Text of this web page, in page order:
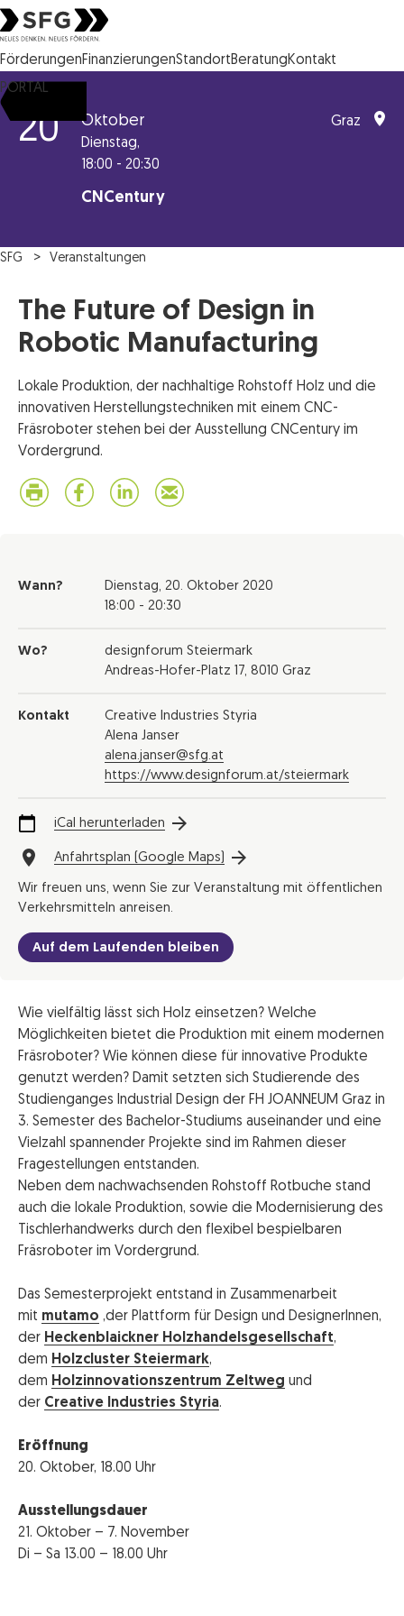
Steirische Wirtschaftsförderungsgesellschaft mbH SFG Logo
FörderungenFinanzierungenStandortBeratungKontakt
PORTAL
20 Oktober
Dienstag,
18:00 - 20:30
CNCentury
Graz
SFG Veranstaltungen
The Future of Design in
Robotic Manufacturing
Lokale Produktion, der nachhaltige Rohstoff Holz und die
innovativen Herstellungstechniken mit einem CNC-
Fräsroboter stehen bei der Ausstellung CNCentury im
Vordergrund.
Wann? Dienstag, 20. Oktober 2020
18:00 - 20:30
Wo?
designforum Steiermark
Andreas-Hofer-Platz 17, 8010 Graz
Kontakt
Creative Industries Styria
Alena Janser
alena.janser@sfg.at
https://www.designforum.at/steiermark
iCal herunterladen
Anfahrtsplan (Google Maps)
Wir freuen uns, wenn Sie zur Veranstaltung mit öffentlichen
Verkehrsmitteln anreisen.
Auf dem Laufenden bleiben
Wie vielfältig lässt sich Holz einsetzen? Welche
Möglichkeiten bietet die Produktion mit einem modernen
Fräsroboter? Wie können diese für innovative Produkte
genutzt werden? Damit setzten sich Studierende des
Studienganges Industrial Design der FH JOANNEUM Graz in
3. Semester des Bachelor-Studiums auseinander und eine
Vielzahl spannender Projekte sind im Rahmen dieser
Fragestellungen entstanden.
Neben dem nachwachsenden Rohstoff Rotbuche stand
auch die lokale Produktion, sowie die Modernisierung des
Tischlerhandwerks durch den flexibel bespielbaren
Fräsroboter im Vordergrund.
Das Semesterprojekt entstand in Zusammenarbeit
mit mutamo ,der Plattform für Design und DesignerInnen,
der Heckenblaickner Holzhandelsgesellschaft,
dem Holzcluster Steiermark,
dem Holzinnovationszentrum Zeltweg und
der Creative Industries Styria.
Eröffnung
20. Oktober, 18.00 Uhr
Ausstellungsdauer
21. Oktober – 7. November
Di – Sa 13.00 – 18.00 Uhr